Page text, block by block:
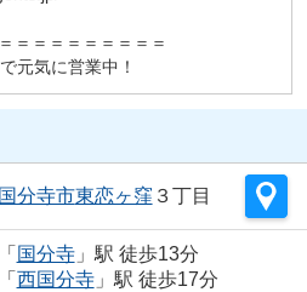
＝＝＝＝＝＝＝＝＝
元気に営業中！
分寺市東恋ヶ窪 ３丁目
「 国分寺」駅 徒歩13分
「 西国分寺」駅 徒歩17分